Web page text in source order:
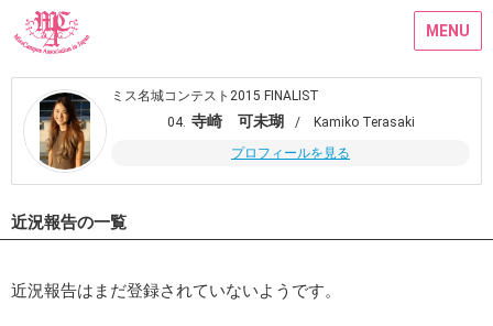
MENU
ミス名城コンテスト2015 FINALIST
04. 寺崎 可未瑚
/ Kamiko Terasaki
プロフィールを見る
近況報告の一覧
近況報告はまだ登録されていないようです。